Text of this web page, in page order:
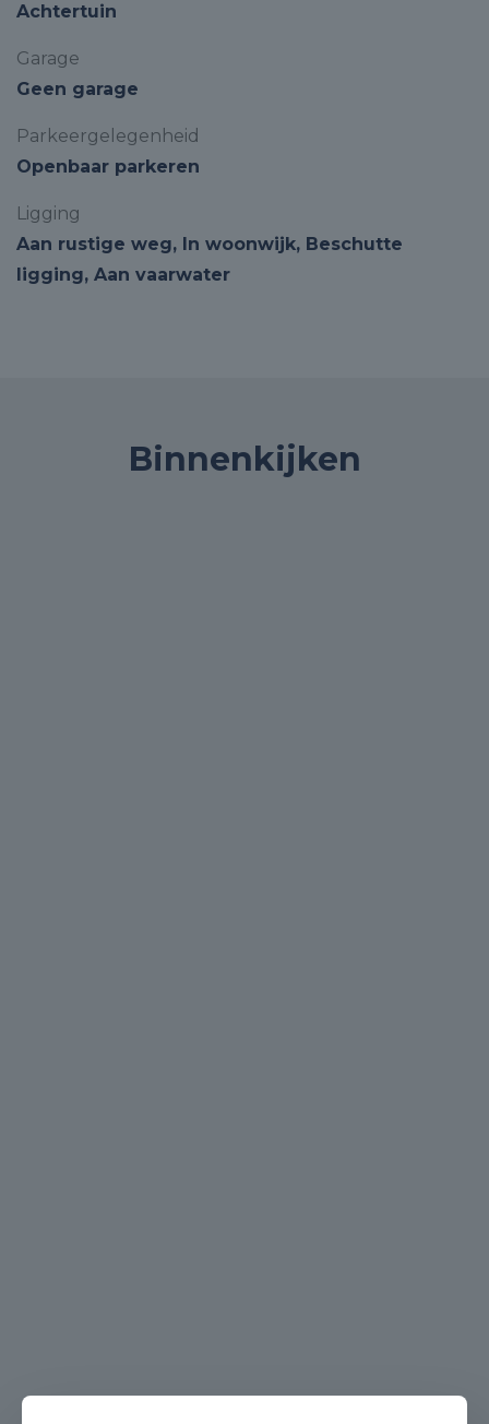
Achtertuin
Garage
Geen garage
Parkeergelegenheid
Openbaar parkeren
Ligging
Aan rustige weg, In woonwijk, Beschutte
ligging, Aan vaarwater
Binnenkijken